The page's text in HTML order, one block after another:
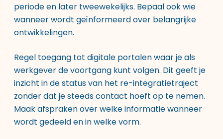
periode en later tweewekelijks. Bepaal ook wie
wanneer wordt geïnformeerd over belangrijke
ontwikkelingen.
Regel toegang tot digitale portalen waar je als
werkgever de voortgang kunt volgen. Dit geeft je
inzicht in de status van het re-integratietraject
zonder dat je steeds contact hoeft op te nemen.
Maak afspraken over welke informatie wanneer
wordt gedeeld en in welke vorm.